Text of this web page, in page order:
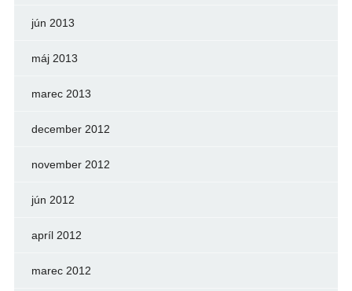
jún 2013
máj 2013
marec 2013
december 2012
november 2012
jún 2012
apríl 2012
marec 2012